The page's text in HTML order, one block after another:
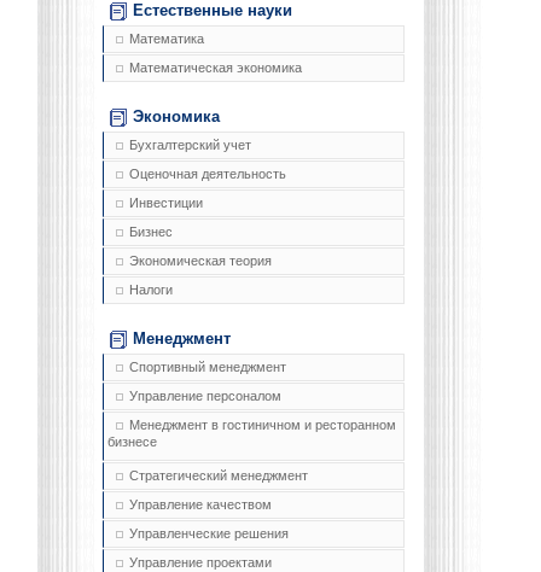
Естественные науки
Математика
Математическая экономика
Экономика
Бухгалтерский учет
Оценочная деятельность
Инвестиции
Бизнес
Экономическая теория
Налоги
Менеджмент
Спортивный менеджмент
Управление персоналом
Менеджмент в гостиничном и ресторанном
бизнесе
Стратегический менеджмент
Управление качеством
Управленческие решения
Управление проектами